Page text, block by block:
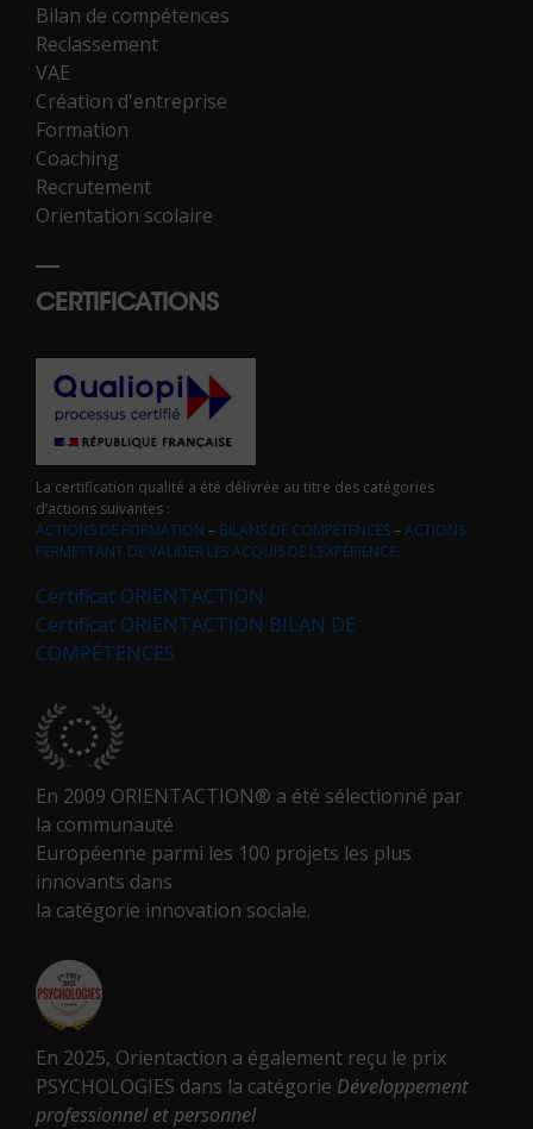
Bilan de compétences
Reclassement
VAE
Création d'entreprise
Formation
Coaching
Recrutement
Orientation scolaire
CERTIFICATIONS
La certification qualité a été délivrée au titre des catégories
d’actions suivantes :
ACTIONS DE FORMATION – BILANS DE COMPÉTENCES–ACTIONS
PERMETTANT DE VALIDER LES ACQUIS DE L’EXPÉRIENCE
Certificat ORIENTACTION
Certificat ORIENTACTION BILAN DE
COMPÉTENCES
En 2009 ORIENTACTION® a été sélectionné par
la communauté
Européenne parmi les 100 projets les plus
innovants dans
la catégorie innovation sociale.
En 2025, Orientaction a également reçu le prix
PSYCHOLOGIES dans la catégorie Développement
professionnel et personnel